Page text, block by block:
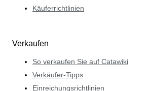
Käuferrichtlinien
Verkaufen
So verkaufen Sie auf Catawiki
Verkäufer-Tipps
Einreichungsrichtlinien